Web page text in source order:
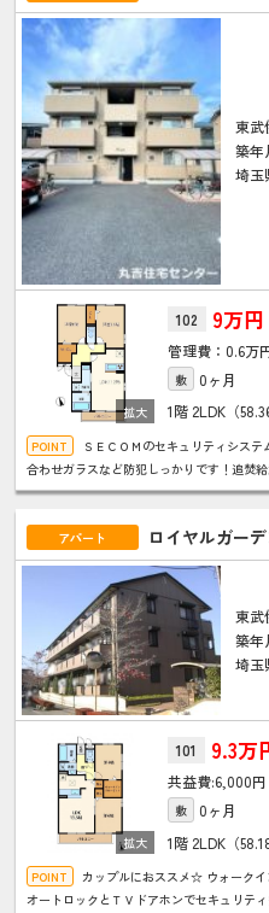
東武
築年
埼玉
102 9万円
0.6万
敷 0ヶ月
1階 2LDK（
ＳＥＣＯＭのセキュリティシス
合わせガラスなど防犯しっかりです！追焚
風呂に入れます！室内物干し・床下収納な
アパート ロイヤルガーデ
東武
築年
埼玉
101 9.3万
6,000円
敷 0ヶ月
1階 2LDK（
カップルにおススメ☆ ウォークイ
オートロックとＴＶドアホンでセキュリテ